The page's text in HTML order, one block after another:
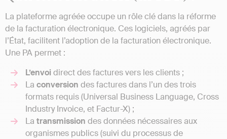
La plateforme agréée occupe un rôle clé dans la réforme
de la facturation électronique. Ces logiciels, agréés par
l’État, facilitent l’adoption de la facturation électronique.
Une PA permet :
L’envoi direct des factures vers les clients ;
La conversion des factures dans l’un des trois
formats requis (Universal Business Language, Cross
Industry Invoice, et Factur-X) ;
La transmission des données nécessaires aux
organismes publics (suivi du processus de